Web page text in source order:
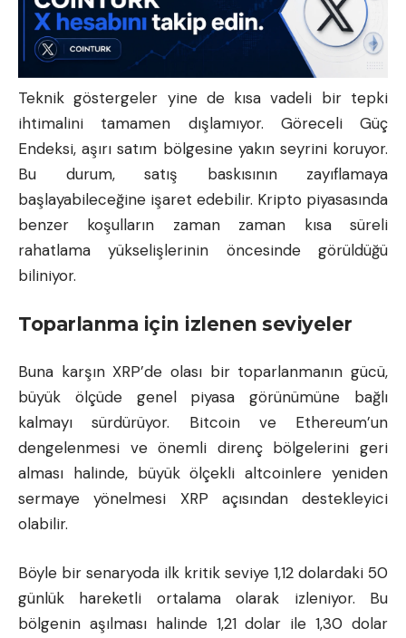
Teknik göstergeler yine de kısa vadeli bir tepki
ihtimalini tamamen dışlamıyor. Göreceli Güç
Endeksi, aşırı satım bölgesine yakın seyrini koruyor.
Bu durum, satış baskısının zayıflamaya
başlayabileceğine işaret edebilir. Kripto piyasasında
benzer koşulların zaman zaman kısa süreli
rahatlama yükselişlerinin öncesinde görüldüğü
biliniyor.
Toparlanma için izlenen seviyeler
Buna karşın XRP’de olası bir toparlanmanın gücü,
büyük ölçüde genel piyasa görünümüne bağlı
kalmayı sürdürüyor. Bitcoin ve Ethereum’un
dengelenmesi ve önemli direnç bölgelerini geri
alması halinde, büyük ölçekli altcoinlere yeniden
sermaye yönelmesi XRP açısından destekleyici
olabilir.
Böyle bir senaryoda ilk kritik seviye 1,12 dolardaki 50
günlük hareketli ortalama olarak izleniyor. Bu
bölgenin aşılması halinde 1,21 dolar ile 1,30 dolar